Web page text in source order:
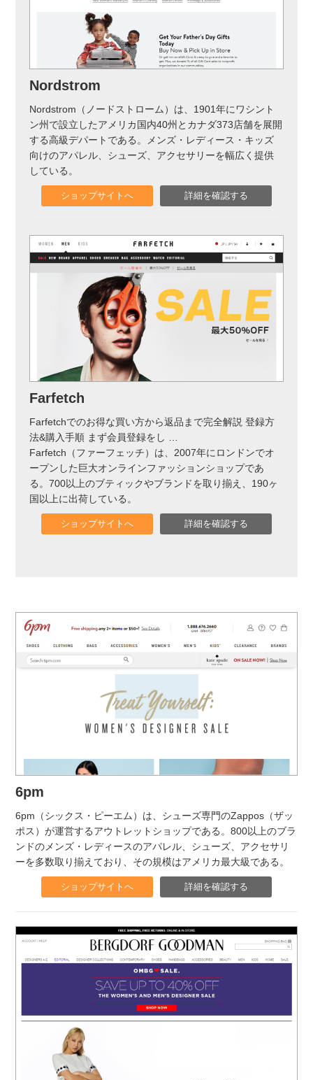
Nordstrom
Nordstrom（ノードストローム）は、1901年にワシント
ン州で設立したアメリカ国内40州とカナダ373店舗を展開
する高級デパートである。メンズ・レディース・キッズ
向けのアパレル、シューズ、アクセサリーを幅広く提供
している。
ショップサイトへ 詳細を確認する
Farfetch
Farfetchでのお得な買い方から返品まで完全解説 登録方
法&購入手順 まず会員登録をし …
Farfetch（ファーフェッチ）は、2007年にロンドンでオ
ープンした巨大オンラインファッションショップであ
る。700以上のブティックやブランドを取り揃え、190ヶ
国以上に出荷している。
ショップサイトへ 詳細を確認する
6pm
6pm（シックス・ピーエム）は、シューズ専門のZappos（ザッ
ポス）が運営するアウトレットショップである。800以上のブラ
ンドのメンズ・レディースのアパレル、シューズ、アクセサリ
ーを多数取り揃えており、その規模はアメリカ最大級である。
ショップサイトへ 詳細を確認する